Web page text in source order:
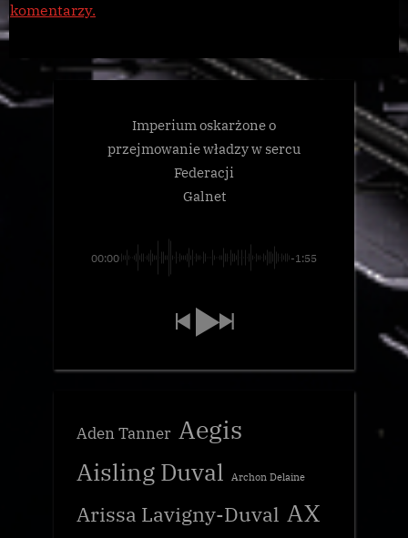
komentarzy.
Imperium oskarżone o
przejmowanie władzy w sercu
Federacji
Galnet
00:00 -1:55
Aden Tanner Aegis
Aisling Duval Archon Delaine
Arissa Lavigny-Duval AX